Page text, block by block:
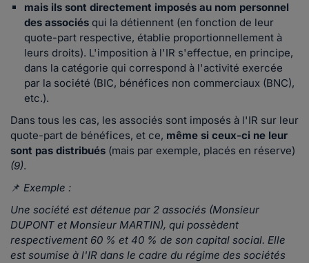
mais ils sont directement imposés au nom personnel
des associés qui la détiennent (en fonction de leur
quote-part respective, établie proportionnellement à
leurs droits). L'imposition à l'IR s'effectue, en principe,
dans la catégorie qui correspond à l'activité exercée
par la société (BIC, bénéfices non commerciaux (BNC),
etc.).
Dans tous les cas, les associés sont imposés à l'IR sur leur
quote-part de bénéfices, et ce, même si ceux-ci ne leur
sont pas distribués (mais par exemple, placés en réserve)
(9).
📌 Exemple :
Une société est détenue par 2 associés (Monsieur
DUPONT et Monsieur MARTIN), qui possèdent
respectivement 60 % et 40 % de son capital social. Elle
est soumise à l'IR dans le cadre du régime des sociétés